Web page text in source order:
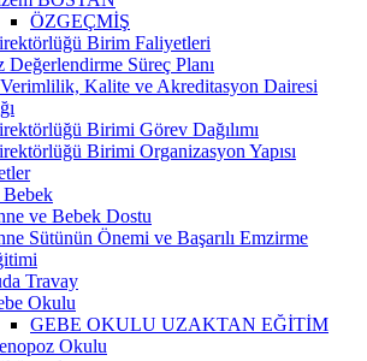
ÖZGEÇMİŞ
Birim Faliyetleri
Değerlendirme Süreç Planı
Verimlilik, Kalite ve Akreditasyon Dairesi
Birimi Görev Dağılımı
Birimi Organizasyon Yapısı
ve Bebek Dostu
Sütünün Önemi ve Başarılı Emzirme
Travay
Okulu
GEBE OKULU UZAKTAN EĞİTİM
Okulu